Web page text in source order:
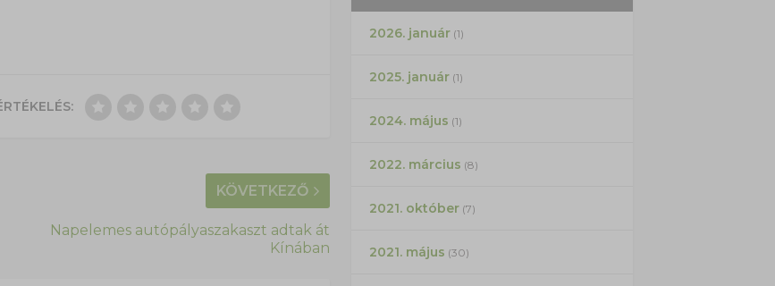
KÖVETKEZŐ
Napelemes autópályaszakaszt adtak át
Kínában
2026. január(1)
2025. január(1)
2024. május (1)
2022. március (8)
2021. október(7)
2021. május (30)